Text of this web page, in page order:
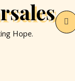
Hope.